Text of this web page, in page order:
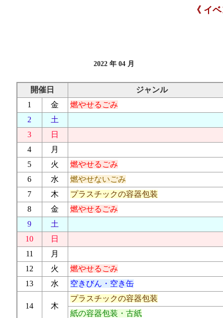
《 イ
2022 年 04 月
開催日
ジャンル
1
金
燃やせるごみ
2
土
3
日
4
月
5
火
燃やせるごみ
6
水
燃やせないごみ
7
木
プラスチックの容器包装
8
金
燃やせるごみ
9
土
10
日
11
月
12
火
燃やせるごみ
13
水 空きびん・空き缶
14 木
プラスチックの容器包装
紙の容器包装・古紙